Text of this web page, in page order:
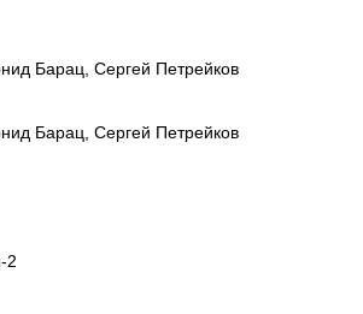
Барац, Сергей Петрейков
Барац, Сергей Петрейков
2